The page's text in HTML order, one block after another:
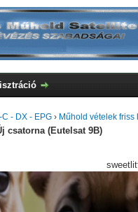
- DX - EPG › Műhold vételek friss
csatorna (Eutelsat 9B)